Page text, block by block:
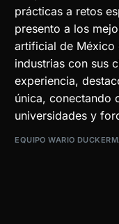
prácticas a retos
presento a los
artificial de México
industrias con sus
experiencia,
única, conectando
universidades y
EQUIPO WARIO